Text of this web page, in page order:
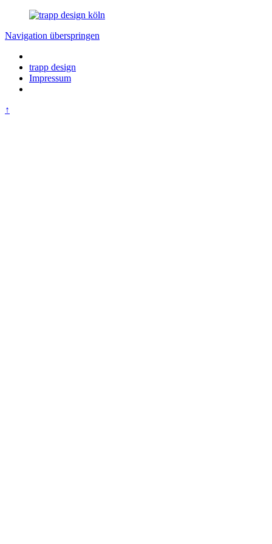
Navigation überspringen
trapp design
Impressum
↑